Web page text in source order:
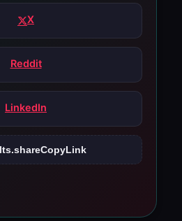
X
Reddit
LinkedIn